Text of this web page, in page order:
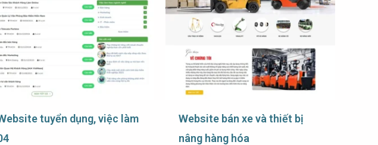
tuyển dụng, việc làm
Website bán xe và thiết bị
nâng hàng hóa